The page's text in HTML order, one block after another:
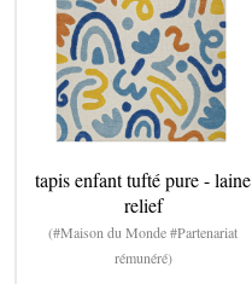
tapis enfant tufté pure - laine
relief
(#Maison du Monde #Partenariat
rémunéré)